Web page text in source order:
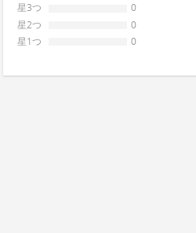
星3つ
0
星2つ
0
星1つ
0